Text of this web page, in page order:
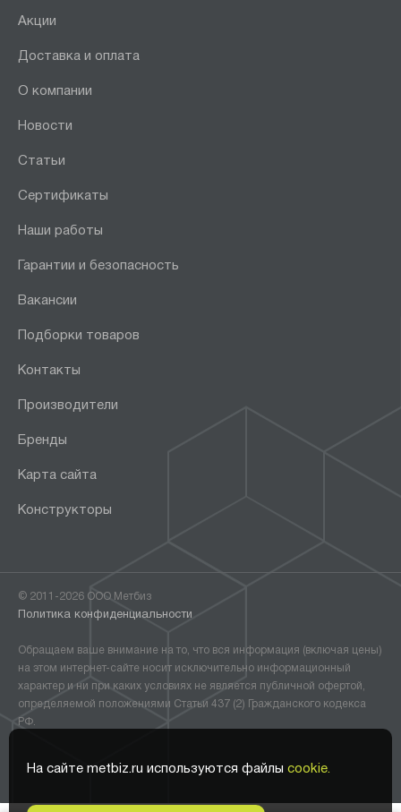
На сайте metbiz.ru используются файлы cookie.
Акции
Доставка и оплата
О компании
Новости
Статьи
Сертификаты
Наши работы
Гарантии и безопасность
Вакансии
Подборки товаров
Контакты
Производители
Бренды
Карта сайта
Конструкторы
© 2011-2026 ООО Метбиз
Политика конфиденциальности
Обращаем ваше внимание на то, что вся информация (включая цены)
на этом интернет-сайте носит исключительно информационный
характер и ни при каких условиях не является публичной офертой,
определяемой положениями Статьи 437 (2) Гражданского кодекса
РФ.